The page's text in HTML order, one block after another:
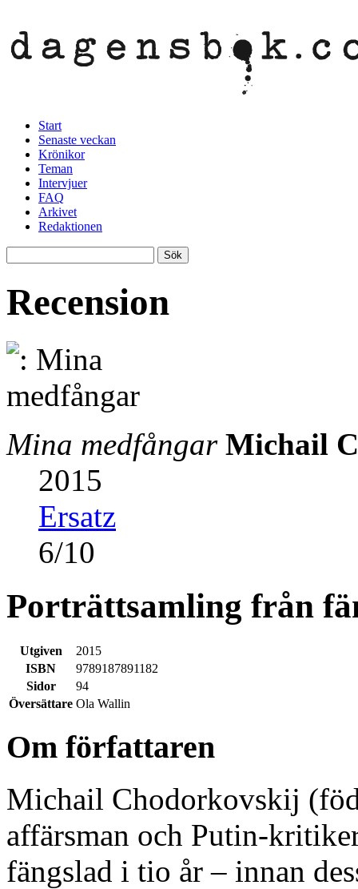
Start
Senaste veckan
Krönikor
Teman
Intervjuer
FAQ
Arkivet
Redaktionen
Recension
Mina medfångar Michail
2015
Ersatz
6/10
Porträttsamling från
Utgiven
2015
ISBN
9789187891182
Sidor
94
Översättare Ola Wallin
Om författaren
Michail Chodorkovskij
affärsman och Putin-
fängslad i tio år – innan